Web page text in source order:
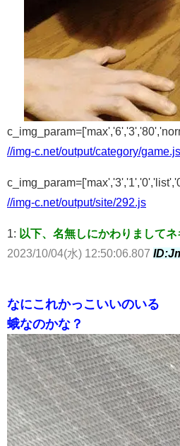
//img-c.net/output/category/game.js
//img-c.net/output/site/292.js
1: 以下、名無しにかわりまして
2023/10/04(水) 12:50:06.807
なにこれかっこいいのいる
蛾なのかな？